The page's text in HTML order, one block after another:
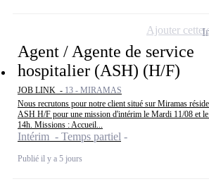
Agent / Agente de service
hospitalier (ASH) (H/F)
JOB LINK - 13 - MIRAMAS
Nous recrutons pour notre client situé sur Miramas
ASH H/F pour une mission d'intérim le Mardi 11/08 et
14h. Missions : Accueil...
Intérim - Temps partiel
Publié il y a 5 jours
Ajouter cette